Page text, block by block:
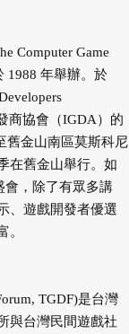
Computer Game
1988 年舉辦。於
商協會（IGDA）的
舊金山南區莫斯科尼
在舊金山舉行。如
會，除了有眾多講
、遊戲開發者優選
。
TGDF)是台灣
與台灣民間遊戲社